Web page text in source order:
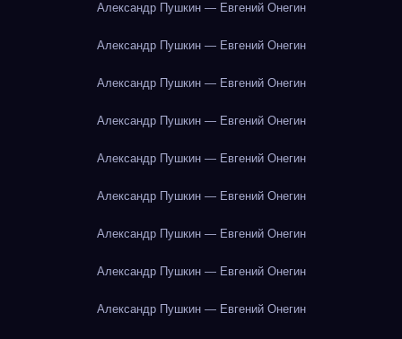
Александр Пушкин — Евгений Онегин
Александр Пушкин — Евгений Онегин
Александр Пушкин — Евгений Онегин
Александр Пушкин — Евгений Онегин
Александр Пушкин — Евгений Онегин
Александр Пушкин — Евгений Онегин
Александр Пушкин — Евгений Онегин
Александр Пушкин — Евгений Онегин
Александр Пушкин — Евгений Онегин